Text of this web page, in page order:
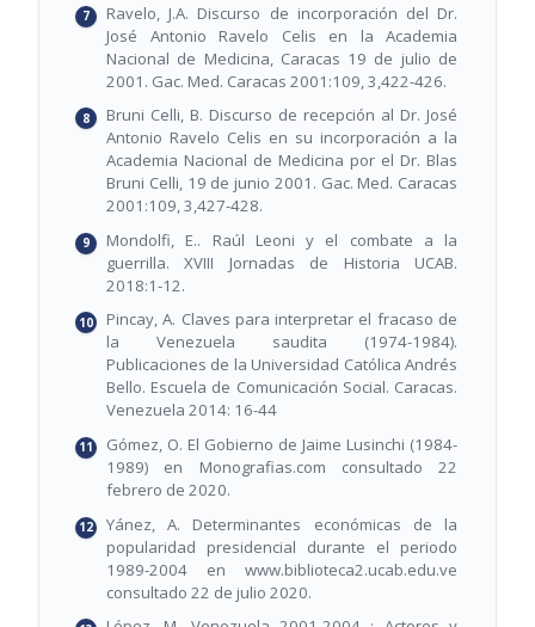
Ravelo, J.A. Discurso de incorporación del Dr.
José Antonio Ravelo Celis en la Academia
Nacional de Medicina, Caracas 19 de julio de
2001. Gac. Med. Caracas 2001:109, 3,422-426.
Bruni Celli, B. Discurso de recepción al Dr. José
Antonio Ravelo Celis en su incorporación a la
Academia Nacional de Medicina por el Dr. Blas
Bruni Celli, 19 de junio 2001. Gac. Med. Caracas
2001:109, 3,427-428.
Mondolfi, E.. Raúl Leoni y el combate a la
guerrilla. XVIII Jornadas de Historia UCAB.
2018:1-12.
Pincay, A. Claves para interpretar el fracaso de
la Venezuela saudita (1974-1984).
Publicaciones de la Universidad Católica Andrés
Bello. Escuela de Comunicación Social. Caracas.
Venezuela 2014: 16-44
Gómez, O. El Gobierno de Jaime Lusinchi (1984-
1989) en Monografias.com consultado 22
febrero de 2020.
Yánez, A. Determinantes económicas de la
popularidad presidencial durante el periodo
1989-2004 en www.biblioteca2.ucab.edu.ve
consultado 22 de julio 2020.